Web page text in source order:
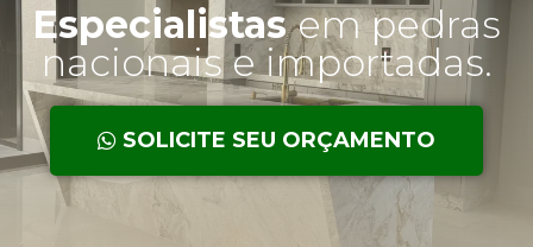
Especialistasem pedras
nacionais e importadas.
SOLICITE SEU ORÇAMENTO